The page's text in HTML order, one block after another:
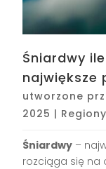
Śniardwy
największe
utworzone
2025 |
Śniardwy –
rozciąga się na